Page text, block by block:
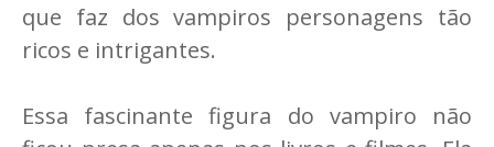
que faz dos vampiros personagens tão
ricos e intrigantes.
Essa fascinante figura do vampiro não